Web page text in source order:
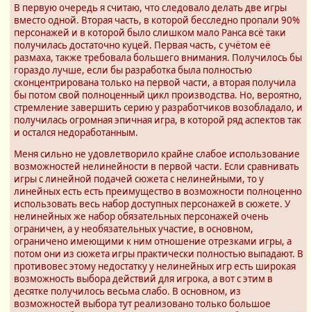
В первую очередь я считаю, что следовало делать две игры
вместо одной. Вторая часть, в которой бесследно пропали 90%
персонажей и в которой было слишком мало Ранса всё таки
получилась достаточно куцей. Первая часть, с учётом её
размаха, также требовала большего внимания. Получилось бы
гораздо лучше, если бы разработка была полностью
сконцентрирована только на первой части, а вторая получила
бы потом свой полноценный цикл производства. Но, вероятно,
стремление завершить серию у разработчиков возобладало, и
получилась огромная эпичная игра, в которой ряд аспектов так
и остался недоработанным.
Меня сильно не удовлетворило крайне слабое использование
возможностей нелинейности в первой части. Если сравнивать
игры с линейной подачей сюжета с нелинейными, то у
линейных есть есть преимущество в возможности полноценно
использовать весь набор доступных персонажей в сюжете. У
нелинейных же набор обязательных персонажей очень
ограничен, а у необязательных участие, в основном,
ограничено имеющими к ним отношение отрезками игры, а
потом они из сюжета игры практически полностью выпадают. В
противовес этому недостатку у нелинейных игр есть широкая
возможность выбора действий для игрока, а вот с этим в
десятке получилось весьма слабо. В основном, из
возможностей выбора тут реализовано только большое